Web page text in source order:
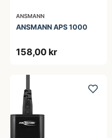
ANSMANN
ANSMANN APS 1000
158,00 kr